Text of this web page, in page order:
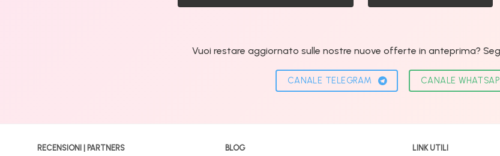
Vuoi restare aggiornato sulle nostre nuove offerte in anteprima?
CANALE TELEGRAM CANALE
RECENSIONI | PARTNERS BLOG LINK UTILI